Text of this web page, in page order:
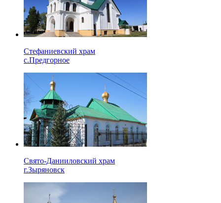
Стефаниевский храм
с.Предгорное
Свято-Данииловский храм
г.Зыряновск